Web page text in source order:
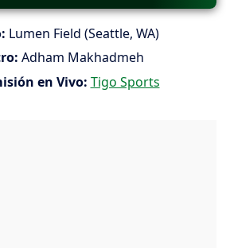
Lumen Field (Seattle, WA)
Adham Makhadmeh
en Vivo: Tigo Sports